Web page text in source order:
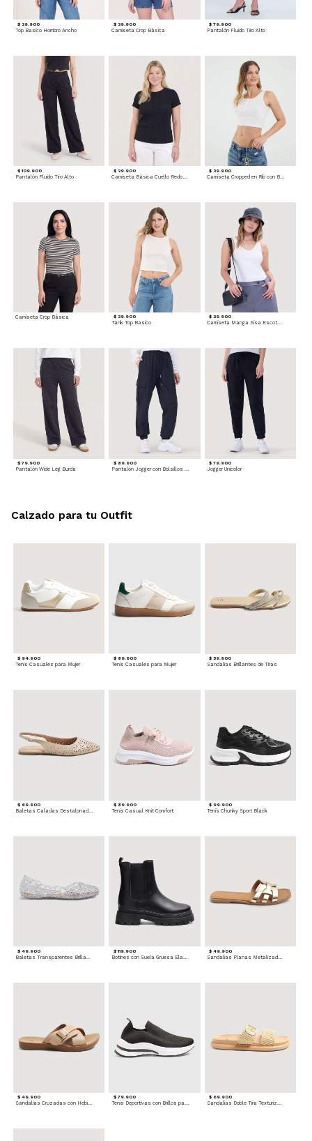
$ 39.900
Top Basico Hombro Ancho
$ 39.900
Camiseta Crop Básica
$ 79.900
Pantalón Fluido Tiro Alto
$ 109.900
Pantalón Fluido Tiro Alto
$ 39.900
Camiseta Básica Cuello Redondo
$ 39.900
Camiseta Crop Básica $ 29.900
Tank Top Basico
$ 29.900
Camiseta Manga Sisa Escotada
$ 79.900
Pantalón Wide Leg Burda
$ 89.900
Pantalón Jogger con Bolsillos Cargo
$ 79.900
Jogger Unicolor
$ 94.900
Tenis Casuales para Mujer
$ 89.900
Tenis Casuales para Mujer
$ 59.900
Sandalias Brillantes de Tiras
$ 69.900
Baletas Caladas Destalonadas
$ 89.900
Tenis Casual Knit Comfort
$ 99.900
Tenis Chunky Sport Black
$ 49.900 $ 119.900 $ 49.900
$ 49.900
Sandalias Cruzadas con Hebilla
$ 79.900
Tenis Deportivas con Brillos para mujer
$ 69.900
Sandalias Doble Tira Texturizada
Calzado para tu Outfit